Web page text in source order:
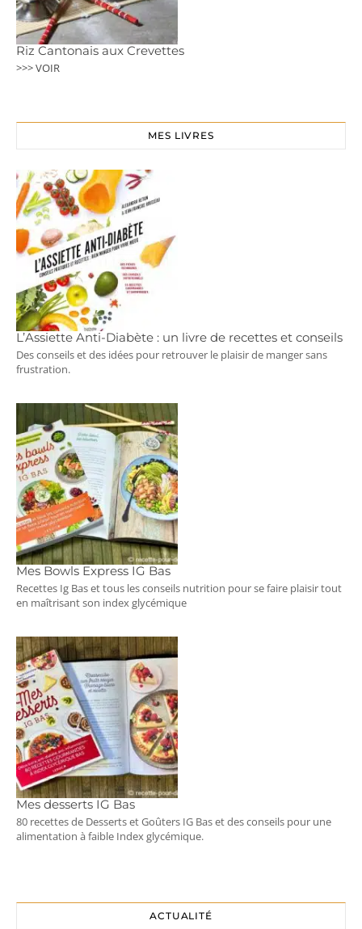
Riz Cantonais aux Crevettes
>>> VOIR
MES LIVRES
L’Assiette Anti-Diabète : un livre de recettes et conseils
Des conseils et des idées pour retrouver le plaisir de manger sans
frustration.
Mes Bowls Express IG Bas
Recettes Ig Bas et tous les conseils nutrition pour se faire plaisir tout
en maîtrisant son index glycémique
Mes desserts IG Bas
80 recettes de Desserts et Goûters IG Bas et des conseils pour une
alimentation à faible Index glycémique.
ACTUALITÉ